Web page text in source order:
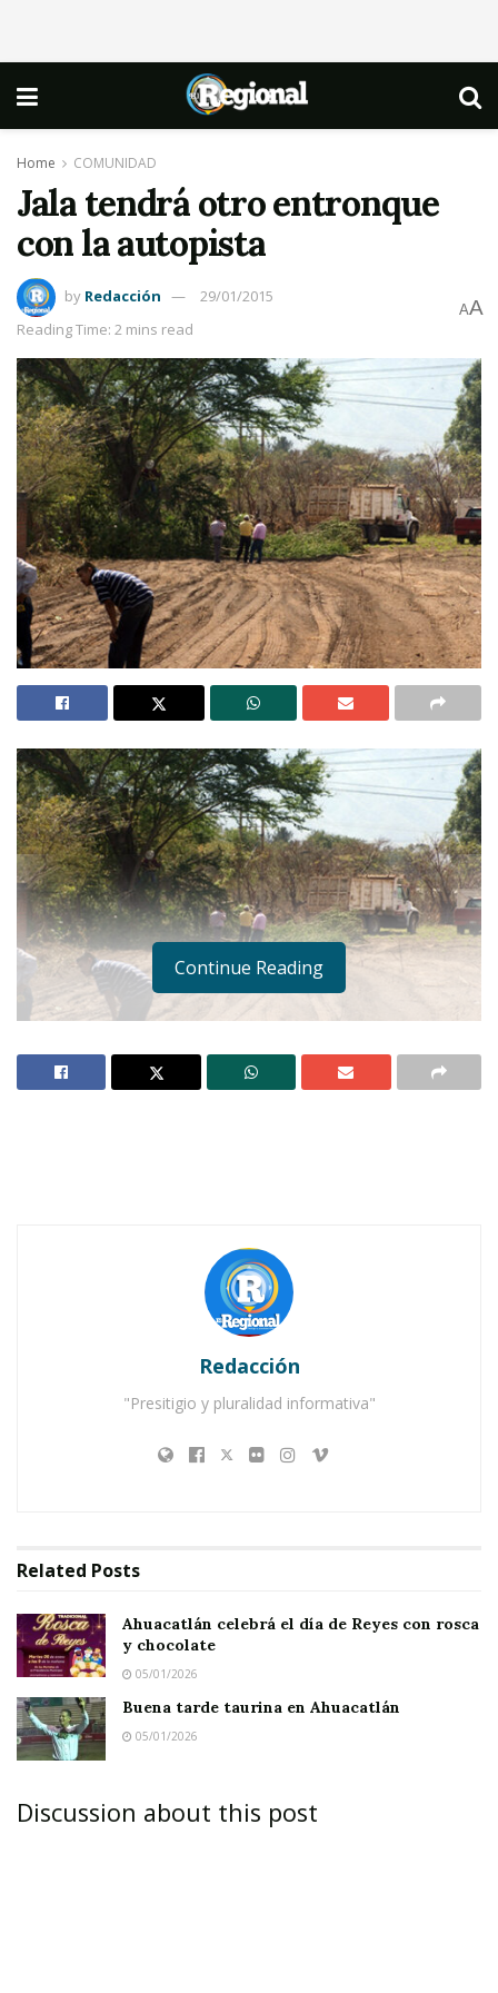
Home COMUNIDAD
Jala tendrá otro entronque
con la autopista
by Redacción
29/01/2015
Reading Time: 2 mins read
AA
Buena tarde taurina en Ahuacatlán
Continue Reading
Redacción
"Presitigio y pluralidad informativa"
Related Posts
Ahuacatlán celebrá el día de Reyes con rosca
y chocolate
05/01/2026
Buena tarde taurina en Ahuacatlán
05/01/2026
Discussion about this post